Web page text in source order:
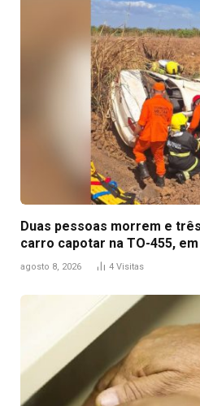
Duas pessoas morrem e
carro capotar na TO-455,
agosto 8, 2026 4 Visitas